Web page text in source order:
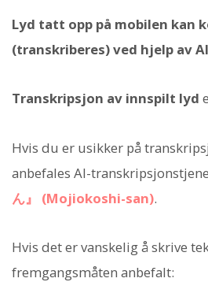
Lyd tatt opp på mobilen kan
(transkriberes) ved hjelp av
Transkripsjon av innspilt lyd
Hvis du er usikker på
anbefales AI-
ん』 (Mojiokoshi-san).
Hvis det er vanskelig å skrive
fremgangsmåten anbefalt: